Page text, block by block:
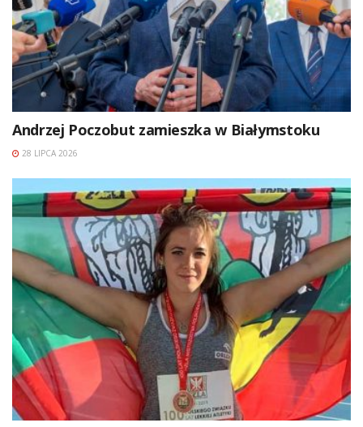
Andrzej Poczobut zamieszka w Białymstoku
28 LIPCA 2026